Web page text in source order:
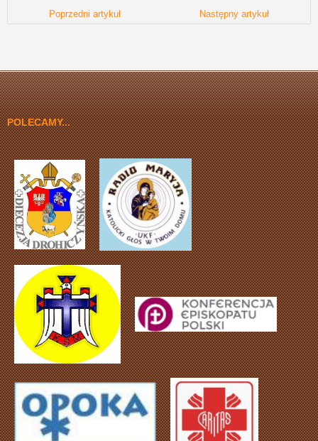
Poprzedni artykuł Następny artykuł
POLECAMY...